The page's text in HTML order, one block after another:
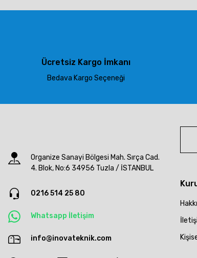
Ürün resmi kalitesiz, bozuk veya görüntülenemiyor.
Bu ürüne benzer farklı alternatifler olmalı.
Ücretsiz Kargo İmkanı
Bedava Kargo Seçeneği
Organize Sanayi Bölgesi Mah. Sırça Cad.
4. Blok, No:6 34956 Tuzla / İSTANBUL
0216 514 25 80
Whatsapp İletişim
info@inovateknik.com